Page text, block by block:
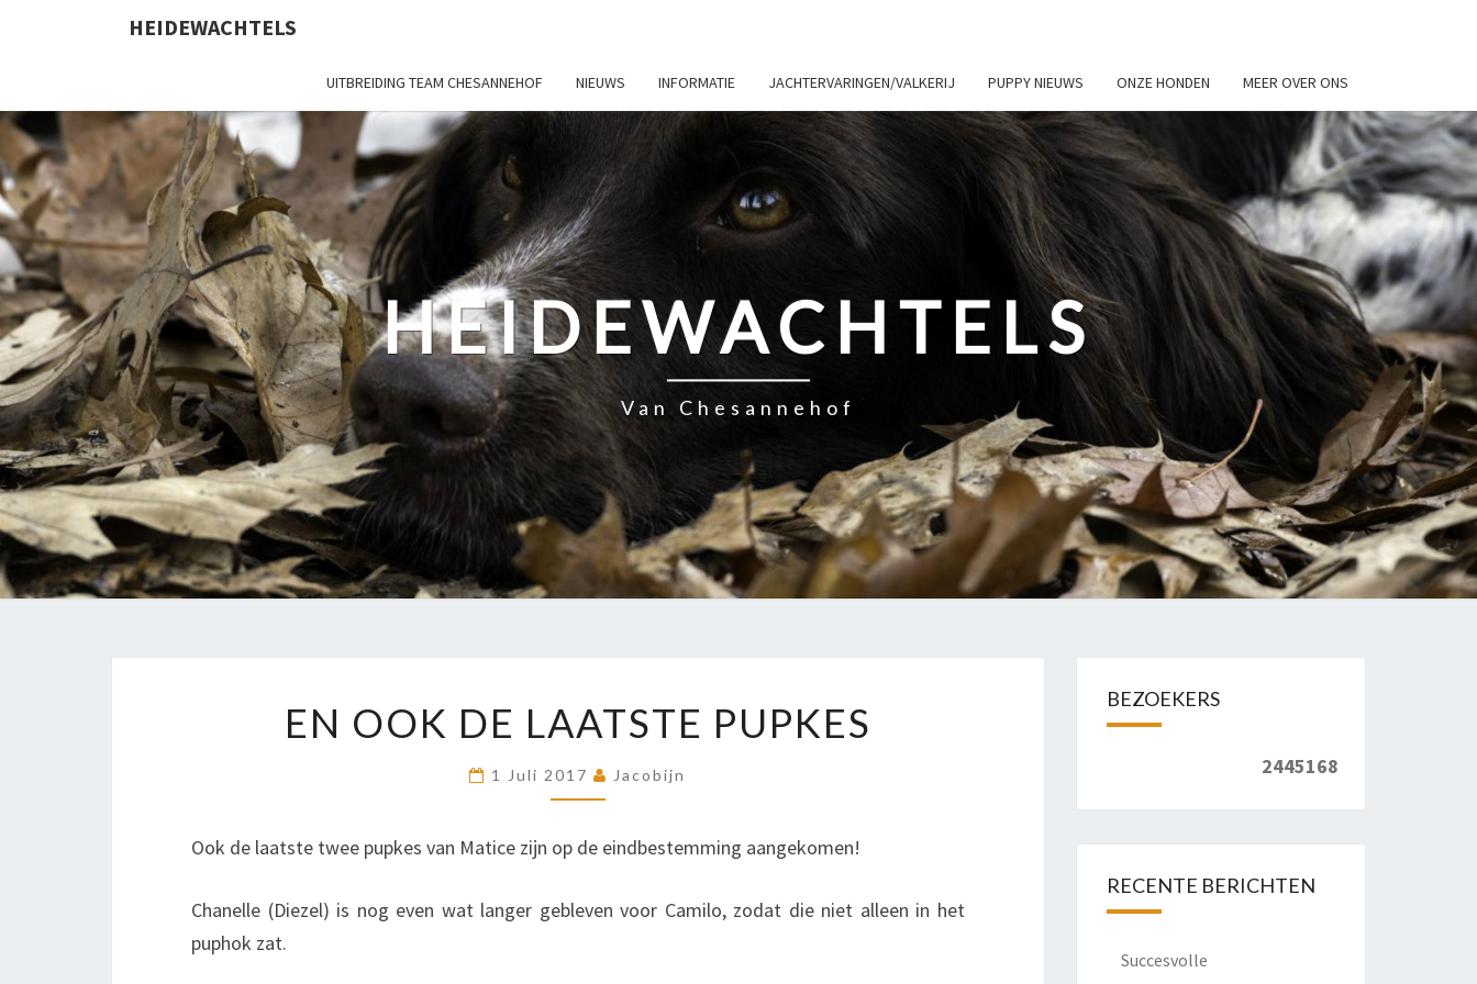
HEIDEWACHTELS
UITBREIDING TEAM CHESANNEHOF NIEUWS INFORMATIE JACHTERVARINGEN/VALKERIJ PUPPY NIEUWS ONZE HONDEN MEER OVER ONS
HEIDEWACHTELS
Van Chesannehof
OOK
EN OOK DE LAATSTE PUPKES
1 Juli 2017 Jacobijn
Ook de laatste twee pupkes van Matice zijn op de eindbestemming aangekomen!
Chanelle (Diezel) is nog even wat langer gebleven voor Camilo, zodat die niet alleen in het
puphok zat.
BEZOEKERS
2445168
RECENTE BERICHTEN
Succesvolle